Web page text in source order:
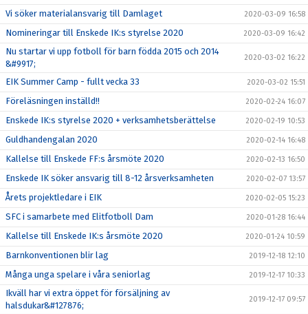
Vi söker materialansvarig till Damlaget 2020-03-09 16:58
Nomineringar till Enskede IK:s styrelse 2020 2020-03-09 16:42
Nu startar vi upp fotboll för barn födda 2015 och 2014
&#9917;
2020-03-02 16:22
EIK Summer Camp - fullt vecka 33 2020-03-02 15:51
Föreläsningen inställd!! 2020-02-24 16:07
Enskede IK:s styrelse 2020 + verksamhetsberättelse 2020-02-19 10:53
Guldhandengalan 2020 2020-02-14 16:48
Kallelse till Enskede FF:s årsmöte 2020 2020-02-13 16:50
Enskede IK söker ansvarig till 8-12 årsverksamheten 2020-02-07 13:57
Årets projektledare i EIK 2020-02-05 15:23
SFC i samarbete med Elitfotboll Dam 2020-01-28 16:44
Kallelse till Enskede IK:s årsmöte 2020 2020-01-24 10:59
Barnkonventionen blir lag 2019-12-18 12:10
Många unga spelare i våra seniorlag 2019-12-17 10:33
Ikväll har vi extra öppet för försäljning av
halsdukar&#127876;
2019-12-17 09:57